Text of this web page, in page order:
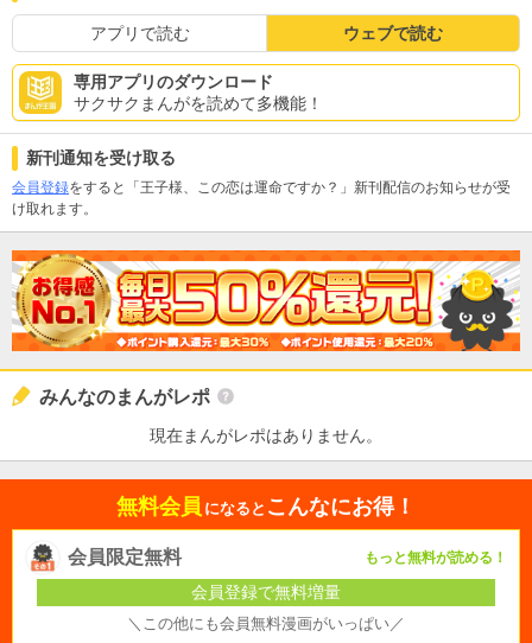
アプリで読む ウェブで読む
専用アプリのダウンロード
サクサクまんがを読めて多機能！
新刊通知を受け取る
会員登録をすると「王子様、この恋は運命ですか？」新刊配信のお知らせが受
け取れます。
みんなのまんがレポ
現在まんがレポはありません。
無料会員 になると こんなにお得！
会員限定無料 もっと無料が読める！
会員登録で無料増量
＼この他にも会員無料漫画がいっぱい／